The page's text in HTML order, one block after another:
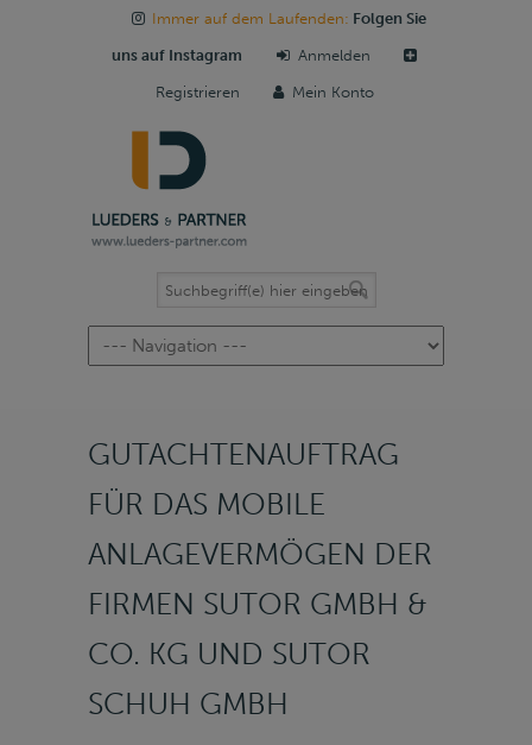
Immer auf dem Laufenden: Folgen Sie
uns auf Instagram Anmelden
Registrieren Mein Konto
Navigation
GUTACHTENAUFTRAG
FÜR DAS MOBILE
ANLAGEVERMÖGEN DER
FIRMEN SUTOR GMBH &
CO. KG UND SUTOR
SCHUH GMBH